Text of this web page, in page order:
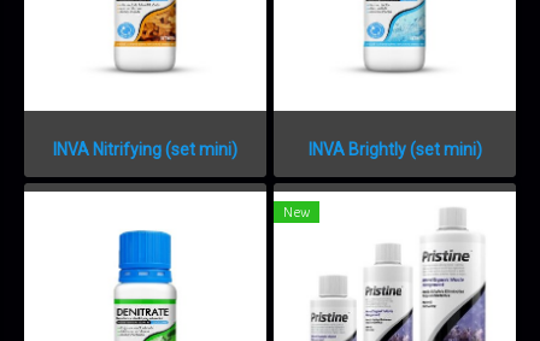
INVA Nitrifying (set mini) INVA Brightly (set mini)
New